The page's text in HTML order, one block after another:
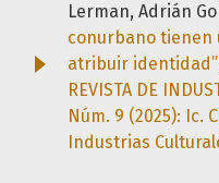
Lerman, Adrián
conurbano tienen
atribuir identidad”
REVISTA DE
Núm. 9 (2025): Ic.
Industrias